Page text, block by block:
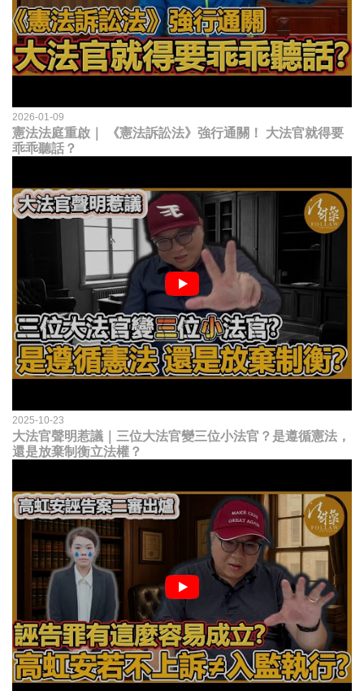
2026-01-09
憲法法庭重啟｜ 《憲法訴訟法》強行通關！ 大法官就得要
乖乖聽話？
2025-10-23
大法官聲明惹議｜三位大法官變三位小法官？是遵循憲法，
還是放棄制衡立法權？